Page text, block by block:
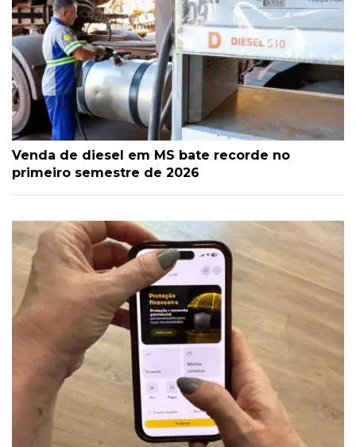
Venda de diesel em MS bate recorde no
primeiro semestre de 2026